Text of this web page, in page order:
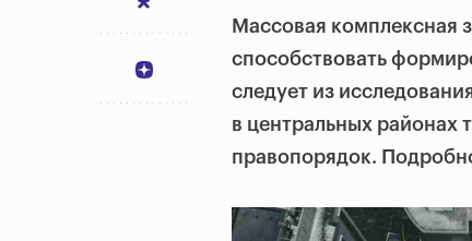
Массовая комплексная
способствовать
следует из
в центральных районах
правопорядок.